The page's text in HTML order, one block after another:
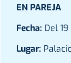
EN PAREJA
Fecha:Del 19
Lugar: